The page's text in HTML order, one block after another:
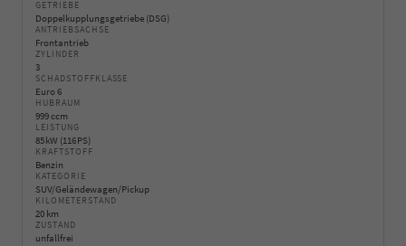
GETRIEBE
Doppelkupplungsgetriebe (DSG)
ANTRIEBSACHSE
Frontantrieb
ZYLINDER
3
SCHADSTOFFKLASSE
Euro 6
HUBRAUM
999 ccm
LEISTUNG
85 kW (116 PS)
KRAFTSTOFF
Benzin
KATEGORIE
SUV/Geländewagen/Pickup
KILOMETERSTAND
20 km
ZUSTAND
unfallfrei